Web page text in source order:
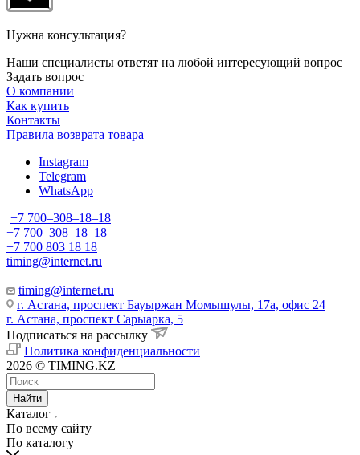
Нужна консультация?
Наши специалисты ответят на любой интересующий вопрос
Задать вопрос
О компании
Как купить
Контакты
Правила возврата товара
Instagram
Telegram
WhatsApp
+7 700‒308‒18‒18
+7 700‒308‒18‒18
+7 700 803 18 18
timing@internet.ru
timing@internet.ru
г. Астана, проспект Бауыржан Момышулы, 17а, офис 24
г. Астана, проспект Сарыарка, 5
Подписаться на рассылку
Политика конфиденциальности
2026 © TIMING.KZ
Найти
Каталог
По всему сайту
По каталогу